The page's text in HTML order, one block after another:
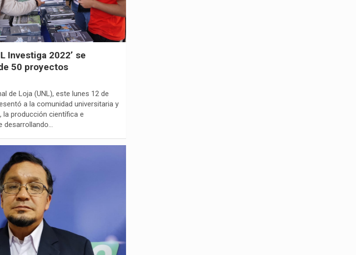
Investiga 2022’ se
50 proyectos
de Loja (UNL), este lunes 12 de
a la comunidad universitaria y
la producción científica e
desarrollando…